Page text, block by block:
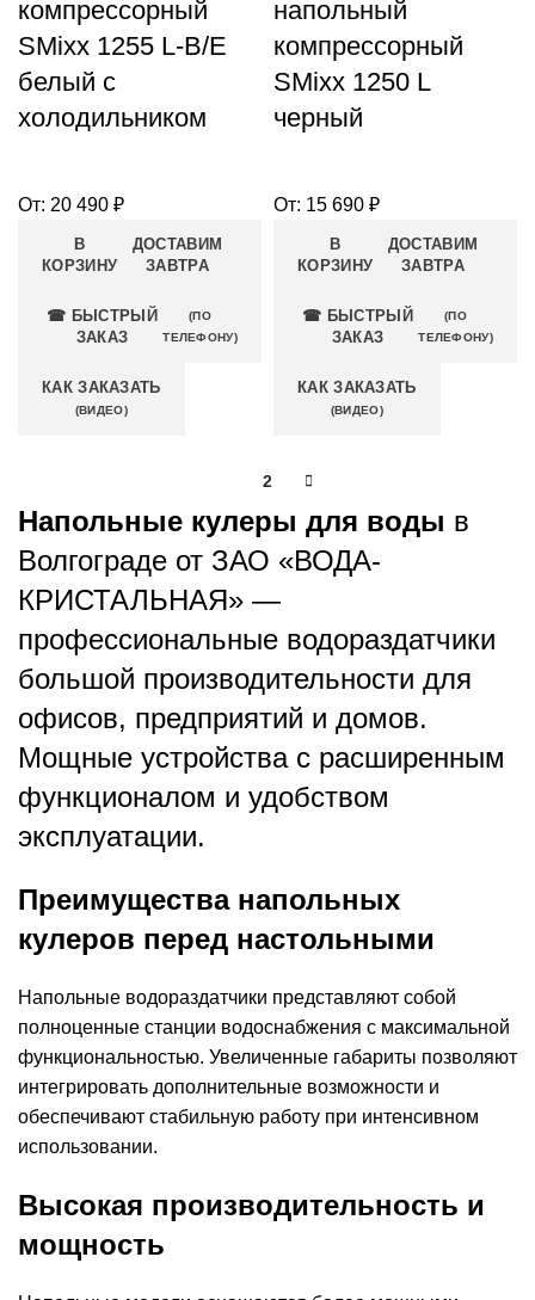
компрессорный
SMixx 1255 L-B/E
белый с
холодильником
От: 20 490 ₽
В
КОРЗИНУ
ДОСТАВИМ
ЗАВТРА
☎ БЫСТРЫЙ
ЗАКАЗ
(ПО
ТЕЛЕФОНУ)
КАК ЗАКАЗАТЬ
(ВИДЕО)
напольный
компрессорный
SMixx 1250 L
черный
От: 15 690 ₽
В
КОРЗИНУ
ДОСТАВИМ
ЗАВТРА
☎ БЫСТРЫЙ
ЗАКАЗ
(ПО
ТЕЛЕФОНУ)
КАК ЗАКАЗАТЬ
(ВИДЕО)
2
Напольные кулеры для воды в
Волгограде от ЗАО «ВОДА-
КРИСТАЛЬНАЯ» —
профессиональные водораздатчики
большой производительности для
офисов, предприятий и домов.
Мощные устройства с расширенным
функционалом и удобством
эксплуатации.
Преимущества напольных
кулеров перед настольными
Напольные водораздатчики представляют собой
полноценные станции водоснабжения с максимальной
функциональностью. Увеличенные габариты позволяют
интегрировать дополнительные возможности и
обеспечивают стабильную работу при интенсивном
использовании.
Высокая производительность и
мощность